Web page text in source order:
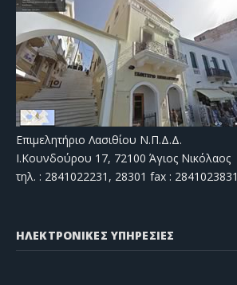
Επιμελητήριο Λασιθίου Ν.Π.Δ.Δ.
Ι.Κουνδούρου 17, 72100 Άγιος Νικόλαος
τηλ. : 2841022231, 28301 fax : 2841023831
ΗΛΕΚΤΡΟΝΙΚΕΣ ΥΠΗΡΕΣΙΕΣ